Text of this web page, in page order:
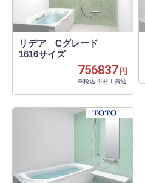
リデア Cグレード
1616サイズ
756837 円
※税込 ※材工費込